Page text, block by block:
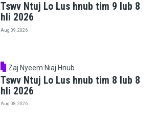
Tswv Ntuj Lo Lus hnub tim 9 lub 8
hli 2026
Aug 09, 2026
Zaj Nyeem Niaj Hnub
Tswv Ntuj Lo Lus hnub tim 8 lub 8
hli 2026
Aug 08, 2026